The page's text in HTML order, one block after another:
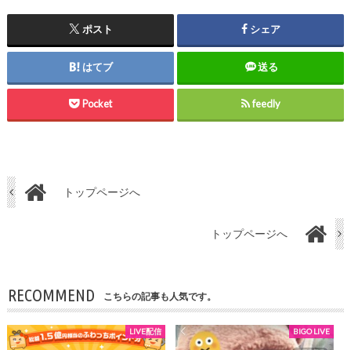
ポスト シェア
はてブ 送る
Pocket feedly
トップページへ
トップページへ
RECOMMEND こちらの記事も人気です。
LIVE配信 BIGO LIVE